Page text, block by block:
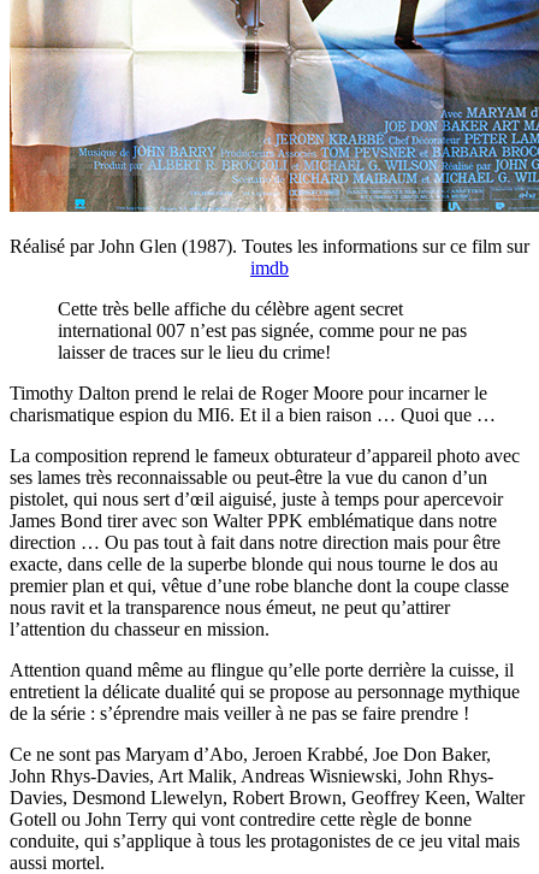
Réalisé par John Glen (1987). Toutes les informations sur ce film sur
imdb
Cette très belle affiche du célèbre agent secret
international 007 n’est pas signée, comme pour ne pas
laisser de traces sur le lieu du crime!
Timothy Dalton prend le relai de Roger Moore pour incarner le
charismatique espion du MI6. Et il a bien raison … Quoi que …
La composition reprend le fameux obturateur d’appareil photo avec
ses lames très reconnaissable ou peut-être la vue du canon d’un
pistolet, qui nous sert d’œil aiguisé, juste à temps pour apercevoir
James Bond tirer avec son Walter PPK emblématique dans notre
direction … Ou pas tout à fait dans notre direction mais pour être
exacte, dans celle de la superbe blonde qui nous tourne le dos au
premier plan et qui, vêtue d’une robe blanche dont la coupe classe
nous ravit et la transparence nous émeut, ne peut qu’attirer
l’attention du chasseur en mission.
Attention quand même au flingue qu’elle porte derrière la cuisse, il
entretient la délicate dualité qui se propose au personnage mythique
de la série : s’éprendre mais veiller à ne pas se faire prendre !
Ce ne sont pas Maryam d’Abo, Jeroen Krabbé, Joe Don Baker,
John Rhys-Davies, Art Malik, Andreas Wisniewski, John Rhys-
Davies, Desmond Llewelyn, Robert Brown, Geoffrey Keen, Walter
Gotell ou John Terry qui vont contredire cette règle de bonne
conduite, qui s’applique à tous les protagonistes de ce jeu vital mais
aussi mortel.